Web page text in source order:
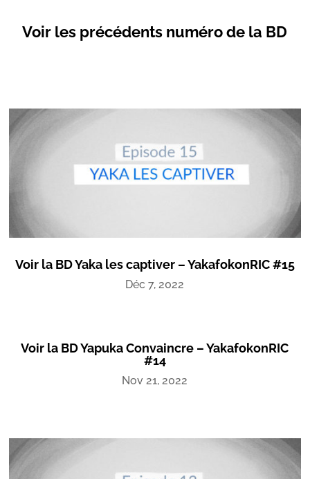
Voir les précédents numéro de la BD
Voir la BD Yaka les captiver – YakafokonRIC #15
Déc 7, 2022
Voir la BD Yapuka Convaincre – YakafokonRIC
#14
Nov 21, 2022